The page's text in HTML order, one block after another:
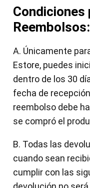
Condiciones
Reembolsos:
A. Únicamente
Estore, puedes
dentro de los 30
fecha de
reembolso debe
se compró el
B. Todas las
cuando sean
cumplir con las